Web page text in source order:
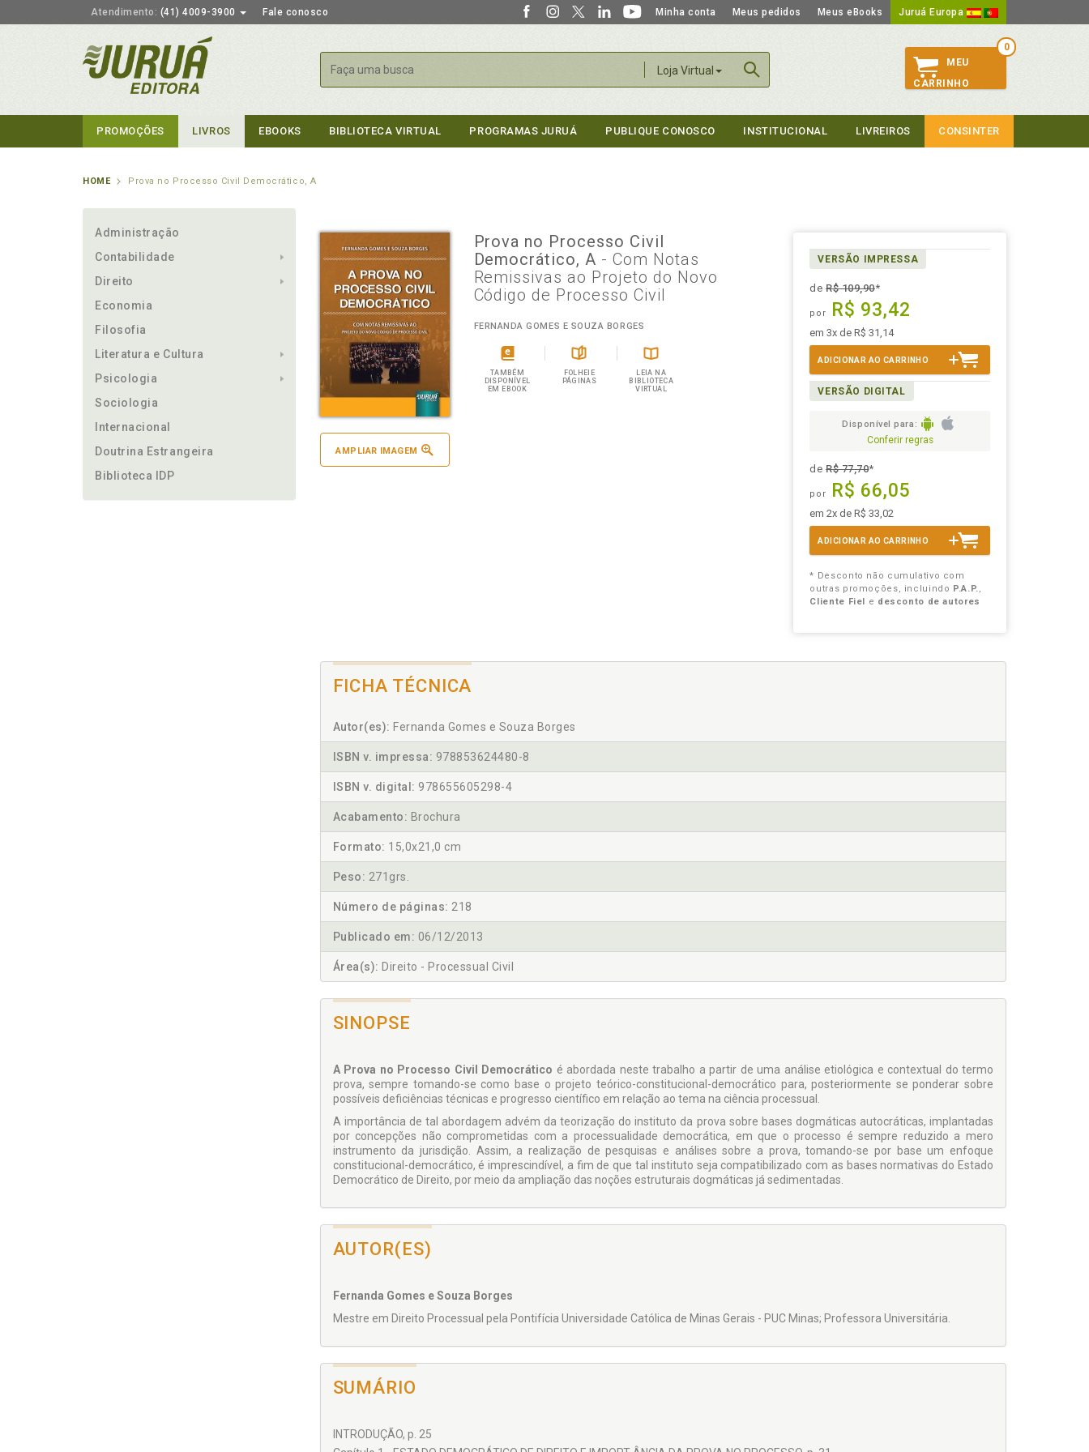
Atendimento: (41) 4009-3900 Fale conosco Minha conta Meus pedidos Meus eBooks Juruá Europa
Loja Virtual
Buscar
0
MEU
CARRINHO
PROMOÇÕES LIVROS EBOOKS BIBLIOTECA VIRTUAL PROGRAMAS JURUÁ PUBLIQUE CONOSCO INSTITUCIONAL LIVREIROS CONSINTER
HOME Prova no Processo Civil Democrático, A
Administração
Contabilidade
Direito
Economia
Filosofia
Literatura e Cultura
Psicologia
Sociologia
Internacional
Doutrina Estrangeira
Biblioteca IDP
AMPLIAR IMAGEM
Prova no Processo Civil
Democrático, A - Com Notas
Remissivas ao Projeto do Novo
Código de Processo Civil
FERNANDA GOMES E SOUZA BORGES
TAMBÉM
DISPONÍVEL
EM EBOOK
FOLHEIE
PÁGINAS
LEIA NA
BIBLIOTECA
VIRTUAL
VERSÃO IMPRESSA
deR$ 109,90*
por R$ 93,42
em 3x de R$ 31,14
ADICIONAR AO CARRINHO
VERSÃO DIGITAL
Disponível para:
Conferir regras
deR$ 77,70*
por R$ 66,05
em 2x de R$ 33,02
ADICIONAR AO CARRINHO
* Desconto não cumulativo com
outras promoções, incluindo P.A.P.,
Cliente Fiel
e desconto de autores
FICHA TÉCNICA
Autor(es): Fernanda Gomes e Souza Borges
ISBN v. impressa: 978853624480-8
ISBN v. digital: 978655605298-4
Acabamento: Brochura
Formato: 15,0x21,0 cm
Peso: 271grs.
Número de páginas: 218
Publicado em: 06/12/2013
Área(s): Direito - Processual Civil
SINOPSE
A Prova no Processo Civil Democrático é abordada neste trabalho a partir de uma análise etiológica e contextual do termo
prova, sempre tomando-se como base o projeto teórico-constitucional-democrático para, posteriormente se ponderar sobre
possíveis deficiências técnicas e progresso científico em relação ao tema na ciência processual.
A importância de tal abordagem advém da teorização do instituto da prova sobre bases dogmáticas autocráticas, implantadas
por concepções não comprometidas com a processualidade democrática, em que o processo é sempre reduzido a mero
instrumento da jurisdição. Assim, a realização de pesquisas e análises sobre a prova, tomando-se por base um enfoque
constitucional-democrático, é imprescindível, a fim de que tal instituto seja compatibilizado com as bases normativas do Estado
Democrático de Direito, por meio da ampliação das noções estruturais dogmáticas já sedimentadas.
AUTOR(ES)
Fernanda Gomes e Souza Borges
Mestre em Direito Processual pela Pontifícia Universidade Católica de Minas Gerais - PUC Minas; Professora Universitária.
SUMÁRIO
INTRODUÇÃO, p. 25